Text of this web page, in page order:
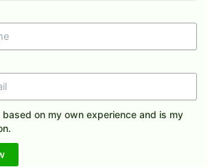
on my own experience and is my